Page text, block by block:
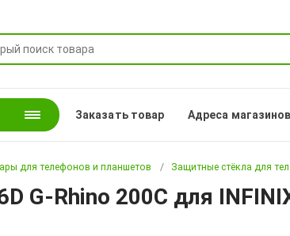
Заказать товар Адреса магазинов
для телефонов и планшетов Защитные стёкла для
G-Rhino 200C для